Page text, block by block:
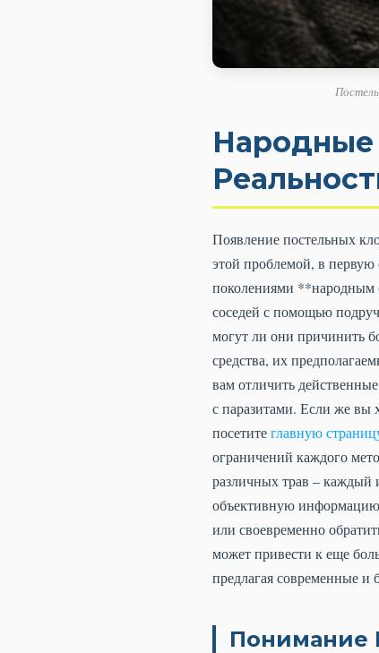
Появление постельных
этой проблемой, в
поколениями **народным
соседей с помощью
могут ли они причинить
средства, их
вам отличить
с паразитами. Если же вы
посетитеглавную
ограничений каждого
различных трав – каждый
объективную информацию
или своевременно
может привести к еще
предлагая современные и
Понимание